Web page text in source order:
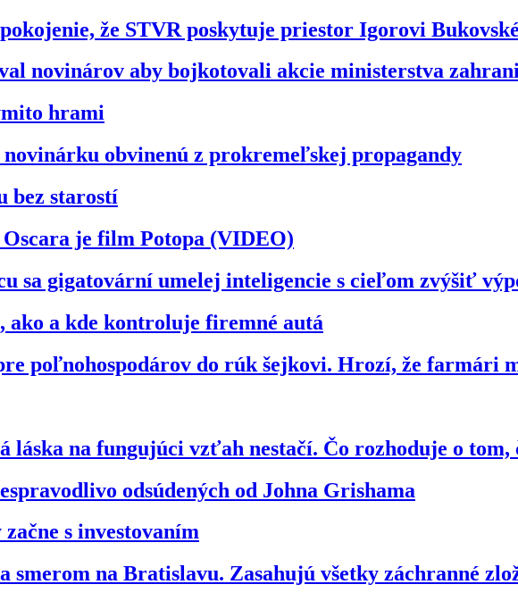
že STVR poskytuje priestor Igorovi
novinárov aby bojkotovali akcie ministerstva
hrami
obvinenú z prokremeľskej propagandy
bez starostí
je film Potopa (VIDEO)
sa gigatovární umelej inteligencie s cieľom zvýšiť
ako a kde kontroluje firemné autá
poľnohospodárov do rúk šejkovi. Hrozí, že farmári
láska na fungujúci vzťah nestačí. Čo rozhoduje o
odsúdených od Johna Grishama
s investovaním
smerom na Bratislavu. Zasahujú všetky záchranné